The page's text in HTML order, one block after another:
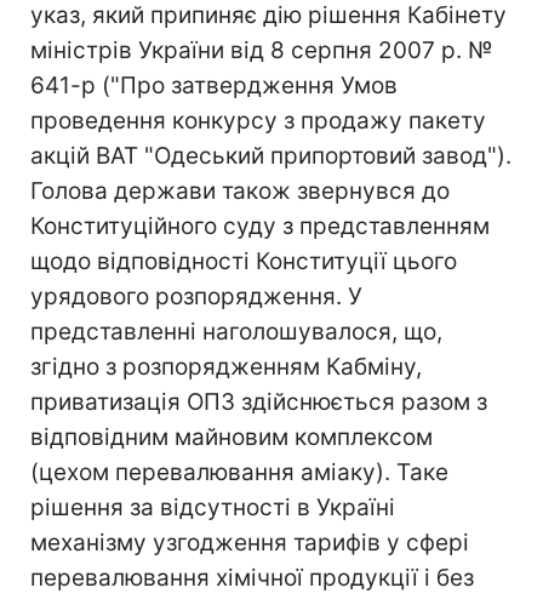
указ, який припиняє дію рішення Кабінету
міністрів України від 8 серпня 2007 р. №
641-р ("Про затвердження Умов
проведення конкурсу з продажу пакету
акцій ВАТ "Одеський припортовий завод").
Голова держави також звернувся до
Конституційного суду з представленням
щодо відповідності Конституції цього
урядового розпорядження. У
представленні наголошувалося, що,
згідно з розпорядженням Кабміну,
приватизація ОПЗ здійснюється разом з
відповідним майновим комплексом
(цехом перевалювання аміаку). Таке
рішення за відсутності в Україні
механізму узгодження тарифів у сфері
перевалювання хімічної продукції і без